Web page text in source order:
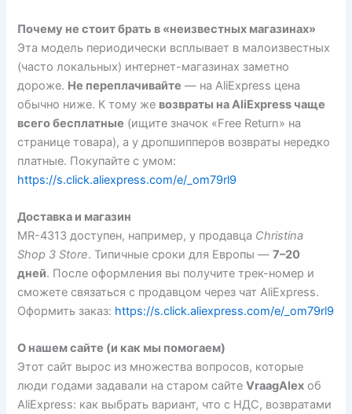
Почему не стоит брать в «неизвестных магазинах»
Эта модель периодически всплывает в малоизвестных
(часто локальных) интернет-магазинах заметно
дороже. Не переплачивайте — на AliExpress цена
обычно ниже. К тому же возвраты на AliExpress чаще
всего бесплатные (ищите значок «Free Return» на
странице товара), а у дропшипперов возвраты нередко
платные. Покупайте с умом:
https://s.click.aliexpress.com/e/_om79rl9
Доставка и магазин
MR-4313 доступен, например, у продавца Christina
Shop 3 Store. Типичные сроки для Европы —7–20
дней. После оформления вы получите трек-номер и
сможете связаться с продавцом через чат AliExpress.
Оформить заказ: https://s.click.aliexpress.com/e/_om79rl9
О нашем сайте (и как мы помогаем)
Этот сайт вырос из множества вопросов, которые
люди годами задавали на старом сайтеVraagAlex об
AliExpress: как выбрать вариант, что с НДС, возвратами